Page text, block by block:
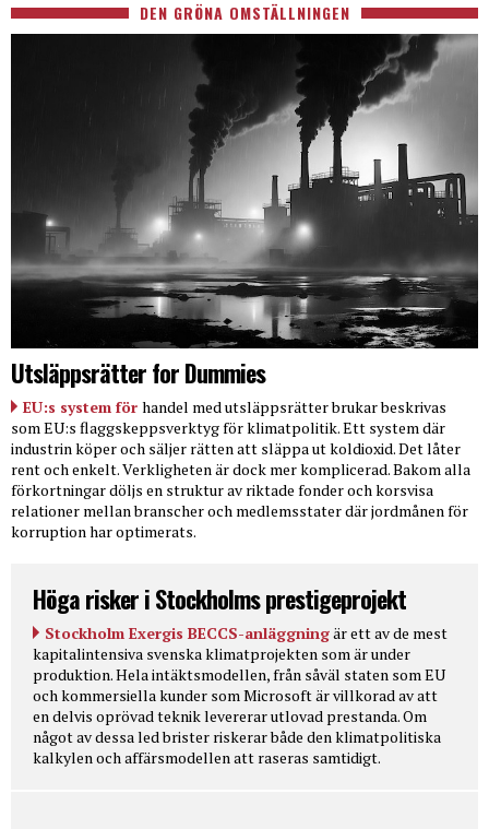
DEN GRÖNA OMSTÄLLNINGEN
Utsläppsrätter for Dummies
EU:s system för handel med utsläppsrätter brukar beskrivas
som EU:s flaggskeppsverktyg för klimatpolitik. Ett system där
industrin köper och säljer rätten att släppa ut koldioxid. Det låter
rent och enkelt. Verkligheten är dock mer komplicerad. Bakom alla
förkortningar döljs en struktur av riktade fonder och korsvisa
relationer mellan branscher och medlemsstater där jordmånen för
korruption har optimerats.
Höga risker i Stockholms prestigeprojekt
Stockholm Exergis BECCS-anläggningär ett av de mest
kapitalintensiva svenska klimatprojekten som är under
produktion. Hela intäktsmodellen, från såväl staten som EU
och kommersiella kunder som Microsoft är villkorad av att
en delvis oprövad teknik levererar utlovad prestanda. Om
något av dessa led brister riskerar både den klimatpolitiska
kalkylen och affärsmodellen att raseras samtidigt.